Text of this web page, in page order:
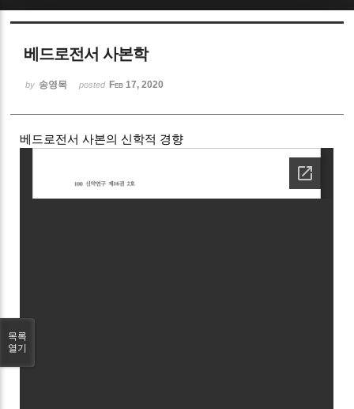
베드로전서 사본학
by 송영목 posted Feb 17, 2020
베드로전서 사본의 신학적 경향
목록
열기
Sketchbook5, 스케치북5
Sketchbook5, 스케치북5